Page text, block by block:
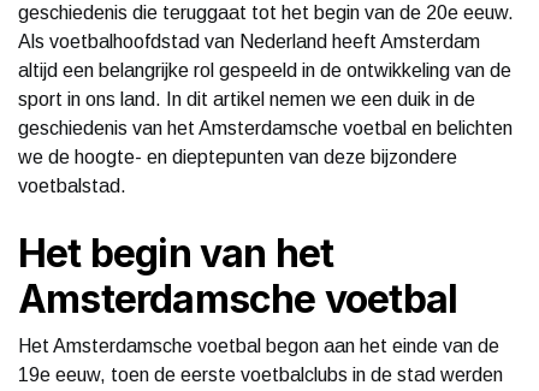
geschiedenis die teruggaat tot het begin van de 20e eeuw.
Als voetbalhoofdstad van Nederland heeft Amsterdam
altijd een belangrijke rol gespeeld in de ontwikkeling van de
sport in ons land. In dit artikel nemen we een duik in de
geschiedenis van het Amsterdamsche voetbal en belichten
we de hoogte- en dieptepunten van deze bijzondere
voetbalstad.
Het begin van het
Amsterdamsche voetbal
Het Amsterdamsche voetbal begon aan het einde van de
19e eeuw, toen de eerste voetbalclubs in de stad werden